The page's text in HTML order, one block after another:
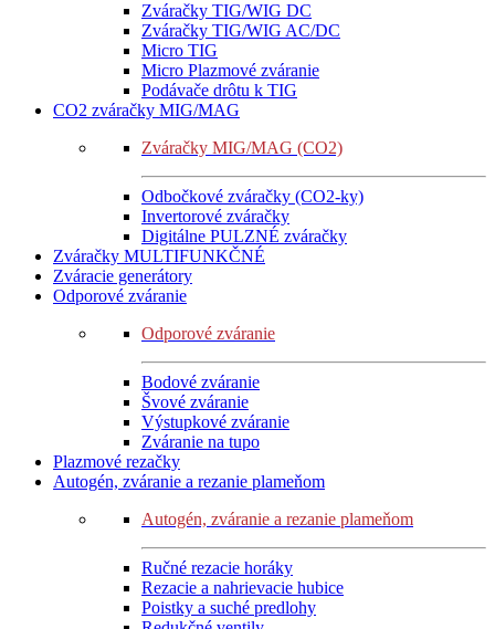
Zváračky TIG/WIG DC
Zváračky TIG/WIG AC/DC
Micro TIG
Micro Plazmové zváranie
Podávače drôtu k TIG
CO2 zváračky MIG/MAG
Zváračky MIG/MAG (CO2)
Odbočkové zváračky (CO2-ky)
Invertorové zváračky
Digitálne PULZNÉ zváračky
Zváračky MULTIFUNKČNÉ
Zváracie generátory
Odporové zváranie
Odporové zváranie
Bodové zváranie
Švové zváranie
Výstupkové zváranie
Zváranie na tupo
Plazmové rezačky
Autogén, zváranie a rezanie plameňom
Autogén, zváranie a rezanie plameňom
Ručné rezacie horáky
Rezacie a nahrievacie hubice
Poistky a suché predlohy